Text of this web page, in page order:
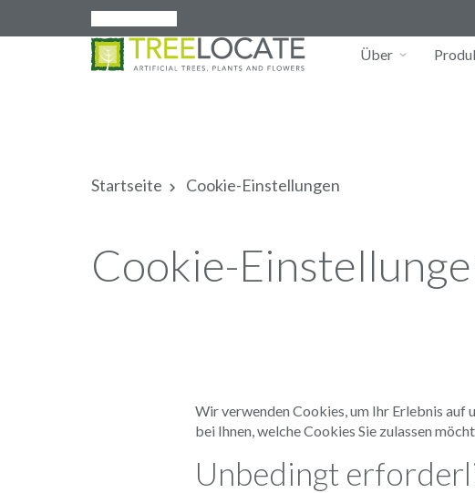
Über
Startseite Cookie-Einstellungen
Cookie-
Wir verwenden Cookies, um Ihr Erlebnis auf
bei Ihnen, welche Cookies Sie zulassen
Unbedingt